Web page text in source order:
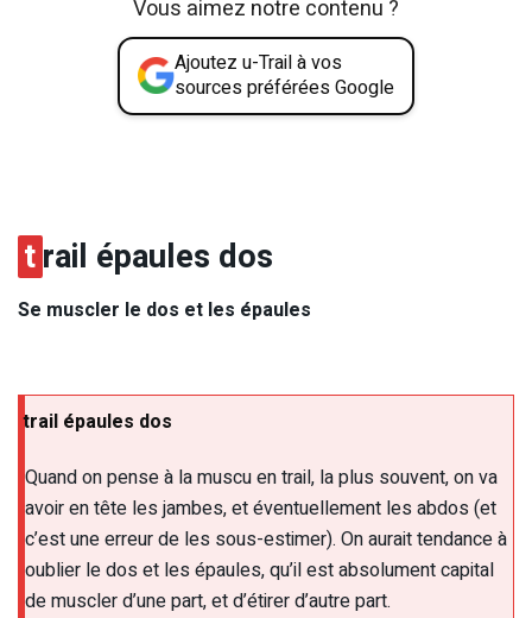
Vous aimez notre contenu ?
Ajoutez u-Trail à vos
sources préférées Google
trail épaules dos
Se muscler le dos et les épaules
trail épaules dos
Quand on pense à la muscu en trail, la plus souvent, on va
avoir en tête les jambes, et éventuellement les abdos (et
c’est une erreur de les sous-estimer). On aurait tendance à
oublier le dos et les épaules, qu’il est absolument capital
de muscler d’une part, et d’étirer d’autre part.